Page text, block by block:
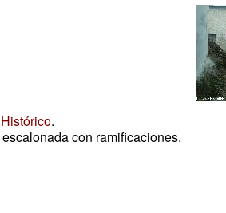
.
con ramificaciones.